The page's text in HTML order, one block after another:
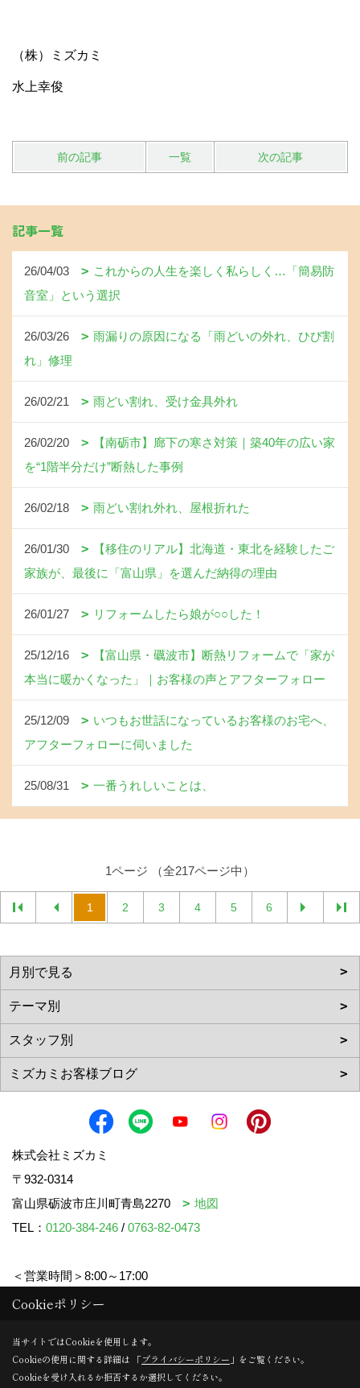
（株）ミズカミ
水上幸俊
前の記事 一覧 次の記事
記事一覧
26/04/03
これからの人生を楽しく私らしく…「簡易防
音室」という選択
26/03/26
雨漏りの原因になる「雨どいの外れ、ひび割
れ」修理
26/02/21 雨どい割れ、受け金具外れ
26/02/20
【南砺市】廊下の寒さ対策｜築40年の広い家
を“1階半分だけ”断熱した事例
26/02/18 雨どい割れ外れ、屋根折れた
26/01/30
【移住のリアル】北海道・東北を経験したご
家族が、最後に「富山県」を選んだ納得の理由
26/01/27 リフォームしたら娘が○○した！
25/12/16
【富山県・礪波市】断熱リフォームで「家が
本当に暖かくなった」｜お客様の声とアフターフォロー
25/12/09
いつもお世話になっているお客様のお宅へ、
アフターフォローに伺いました
25/08/31 一番うれしいことは、
1ページ （全217ページ中）
1 2 3 4 5 6
株式会社ミズカミ
〒932-0314
富山県砺波市庄川町青島2270
地図
TEL： 0120-384-246 / 0763-82-0473
＜営業時間＞8:00～17:00
＜定休日＞水曜日・祝日
Copyright (c) mizukami. All Rights Reserved.
Cookieポリシー
当サイトではCookieを使用します。
Cookieの使用に関する詳細は 「プライバシーポリシー 」をご覧ください。
Cookieを受け入れるか拒否するか選択してください。